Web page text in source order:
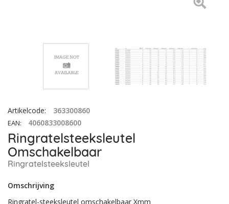
Artikelcode: 363300860
EAN: 4060833008600
Ringratelsteeksleutel
Omschakelbaar
Ringratelsteeksleutel
Omschrijving
Ringratel-steeksleutel omschakelbaar Xmm